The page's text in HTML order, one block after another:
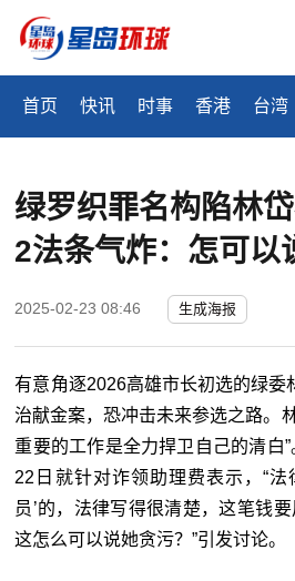
首页 快讯 时事 香港 台湾
绿罗织罪名构陷林
2法条气炸：怎可以
2025-02-23 08:46 生成海报
有意角逐2026高雄市长初选的绿委
治献金案，恐冲击未来参选之路。
重要的工作是全力捍卫自己的清白
22日就针对诈领助理费表示，“法
员 ’的，法律写得很清楚，这笔钱要
这怎么可以说她贪污？”引发讨论。